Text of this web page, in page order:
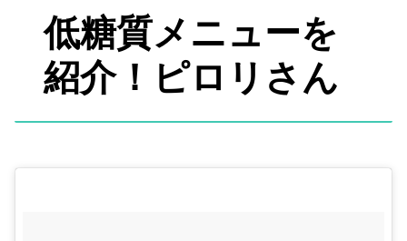
低糖質メニューを
紹介！ピロリさん